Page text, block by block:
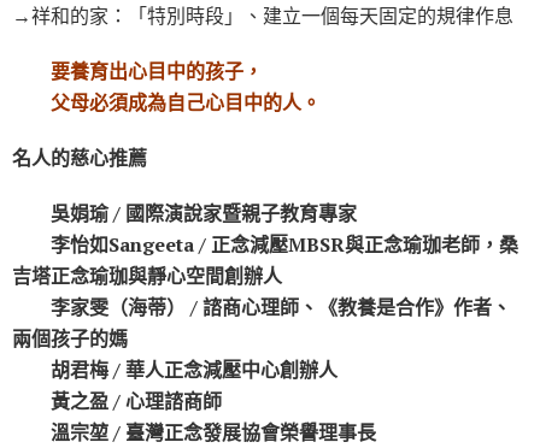
→祥和的家：「特別時段」、建立一個每天固定的規律作息
要養育出心目中的孩子，
父母必須成為自己心目中的人。
名人的慈心推薦
吳娟瑜 / 國際演說家暨親子教育專家
李怡如Sangeeta / 正念減壓MBSR與正念瑜珈老師，桑
吉塔正念瑜珈與靜心空間創辦人
李家雯（海蒂） / 諮商心理師、《教養是合作》作者、
兩個孩子的媽
胡君梅 / 華人正念減壓中心創辦人
黃之盈 / 心理諮商師
溫宗堃 / 臺灣正念發展協會榮譽理事長